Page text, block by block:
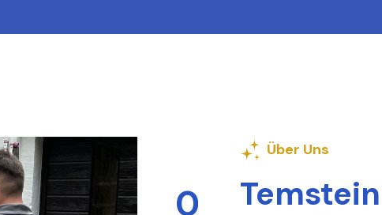
0
Über Uns